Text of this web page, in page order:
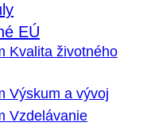
EÚ
Kvalita životného
Výskum a vývoj
Vzdelávanie